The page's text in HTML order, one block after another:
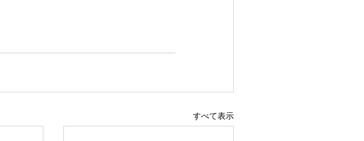
すべて表示